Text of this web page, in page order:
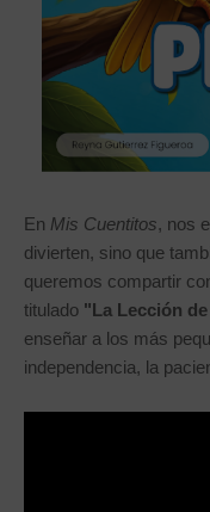
En Mis Cuentitos, nos
divierten, sino que
queremos compartir
titulado "La Lección
enseñar a los más
independencia, la